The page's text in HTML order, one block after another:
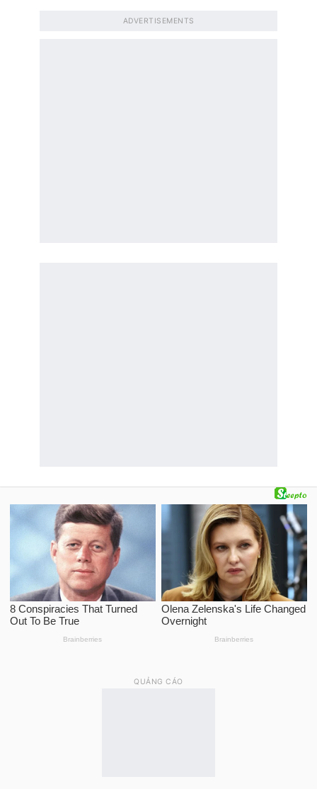
ADVERTISEMENTS
QUẢNG CÁO